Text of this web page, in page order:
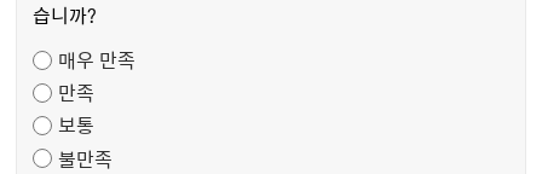
만
도
조
사
습니까?
매우 만족
만족
보통
불만족